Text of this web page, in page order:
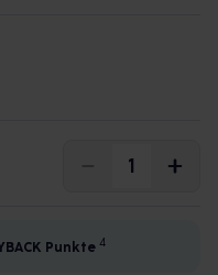
Punkte 4